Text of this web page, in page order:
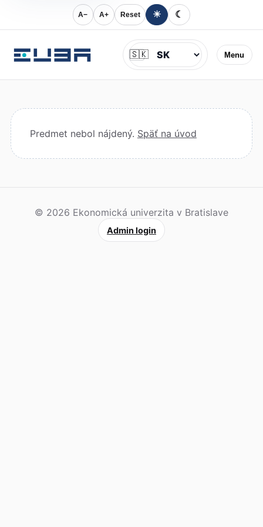
A− A+ Reset ☀ ☾
Menu
Jazyk
🇸🇰
Predmet nebol nájdený. Späť na úvod
© 2026 Ekonomická univerzita v Bratislave
Admin login